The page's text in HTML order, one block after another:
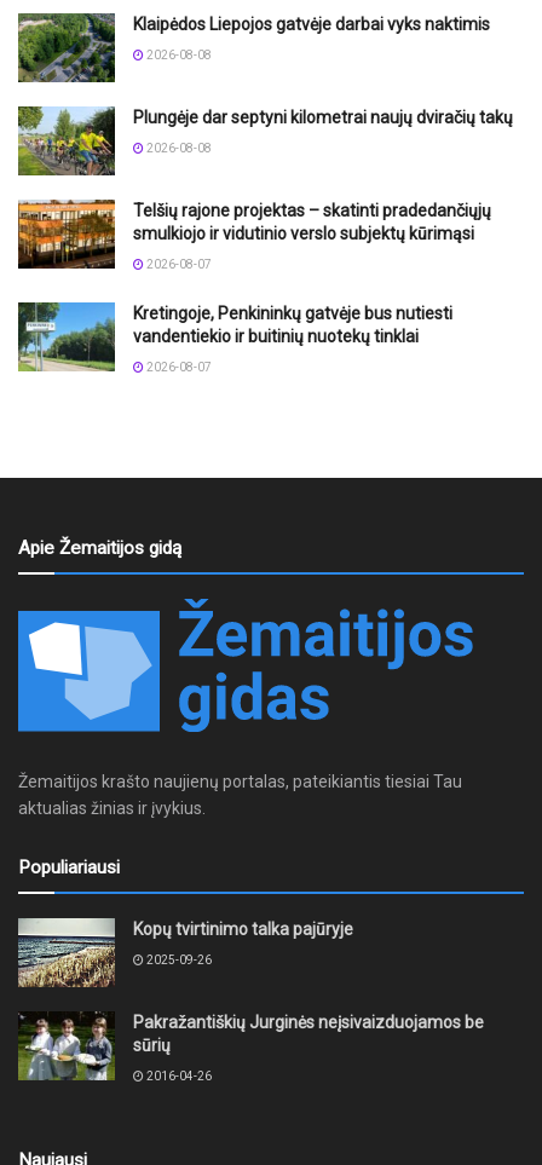
Klaipėdos Liepojos gatvėje darbai vyks naktimis
2026-08-08
Plungėje dar septyni kilometrai naujų dviračių takų
2026-08-08
Telšių rajone projektas – skatinti pradedančiųjų
smulkiojo ir vidutinio verslo subjektų kūrimąsi
2026-08-07
Kretingoje, Penkininkų gatvėje bus nutiesti
vandentiekio ir buitinių nuotekų tinklai
2026-08-07
Apie Žemaitijos gidą
Žemaitijos krašto naujienų portalas, pateikiantis tiesiai Tau
aktualias žinias ir įvykius.
Populiariausi
Kopų tvirtinimo talka pajūryje
2025-09-26
Pakražantiškių Jurginės neįsivaizduojamos be
sūrių
2016-04-26
Naujausi